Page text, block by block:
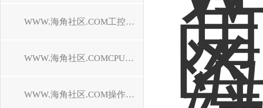
WWW.海角社区.COM工控机维修
WWW.海角社区.COMCPU模块维修中心
WWW.海角社区.COM操作面板维修